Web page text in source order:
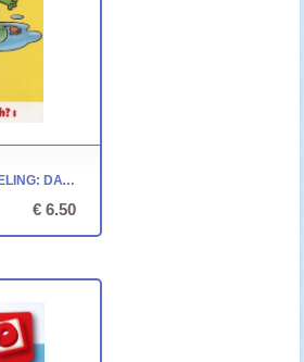
LOCO MINI - ONTWIKKELING: DAT IS TOCH LOGISCH? 1
€ 6.50